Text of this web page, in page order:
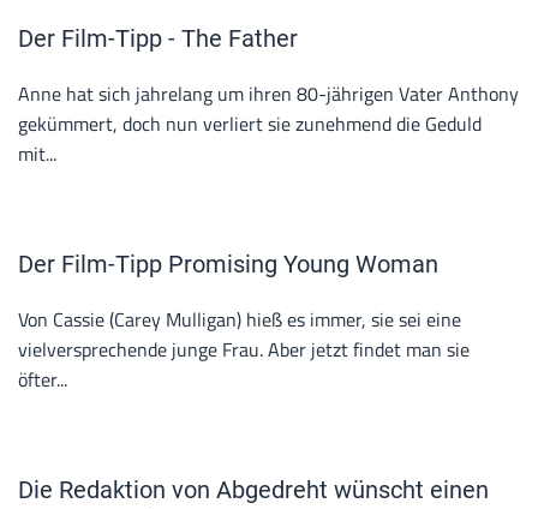
Der Film-Tipp - The Father
Anne hat sich jahrelang um ihren 80-jährigen Vater Anthony
gekümmert, doch nun verliert sie zunehmend die Geduld
mit...
Der Film-Tipp Promising Young Woman
Von Cassie (Carey Mulligan) hieß es immer, sie sei eine
vielversprechende junge Frau. Aber jetzt findet man sie
öfter...
Die Redaktion von Abgedreht wünscht einen